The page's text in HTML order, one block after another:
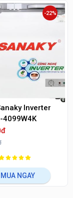
Inverter
-22%
MUA NGAY